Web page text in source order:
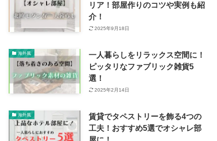
リア！部屋作りのコツや実例も紹
介！
2025年9月18日
海外風
一人暮らしをリラックス空間に！
ピッタリなファブリック雑貨5
選！
2025年2月14日
海外風
賃貸でタペストリーを飾る4つの
工夫！おすすめ5選でオシャレ部